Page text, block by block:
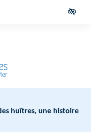
onglet)
huîtres, une histoire